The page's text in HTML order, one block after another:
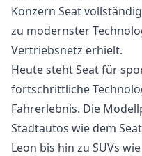
Konzern Seat
zu modernster
Vertriebsnetz erhielt.
Heute steht Seat für
fortschrittliche
Fahrerlebnis. Die
Stadtautos wie dem
Leon bis hin zu SUVs